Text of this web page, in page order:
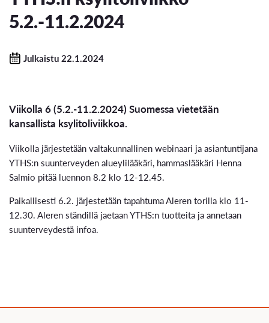
5.2.-11.2.2024
Julkaistu 22.1.2024
Viikolla 6 (5.2.-11.2.2024) Suomessa vietetään
kansallista ksylitoliviikkoa.
Viikolla järjestetään valtakunnallinen webinaari ja asiantuntijana
YTHS:n suunterveyden alueylilääkäri, hammaslääkäri Henna
Salmio pitää luennon 8.2 klo 12-12.45.
Paikallisesti 6.2. järjestetään tapahtuma Aleren torilla klo 11-
12.30. Aleren ständillä jaetaan YTHS:n tuotteita ja annetaan
suunterveydestä infoa.